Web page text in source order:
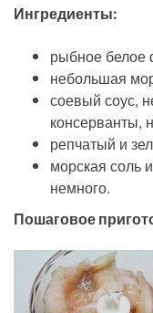
Ингредиенты:
рыбное белое
небольшая
соевый соус,
консерванты,
репчатый и
морская соль
немного.
Пошаговое